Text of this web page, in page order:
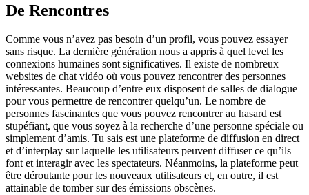
De Rencontres
Comme vous n’avez pas besoin d’un profil, vous pouvez essayer
sans risque. La dernière génération nous a appris à quel level les
connexions humaines sont significatives. Il existe de nombreux
websites de chat vidéo où vous pouvez rencontrer des personnes
intéressantes. Beaucoup d’entre eux disposent de salles de dialogue
pour vous permettre de rencontrer quelqu’un. Le nombre de
personnes fascinantes que vous pouvez rencontrer au hasard est
stupéfiant, que vous soyez à la recherche d’une personne spéciale ou
simplement d’amis. Tu sais est une plateforme de diffusion en direct
et d’interplay sur laquelle les utilisateurs peuvent diffuser ce qu’ils
font et interagir avec les spectateurs. Néanmoins, la plateforme peut
être déroutante pour les nouveaux utilisateurs et, en outre, il est
attainable de tomber sur des émissions obscènes.